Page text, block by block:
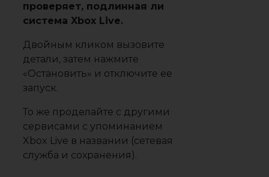
проверяет, подлинная ли
система Xbox Live.
Двойным кликом вызовите
детали, затем нажмите
«Остановить» и отключите ее
запуск.
То же проделайте с другими
сервисами с упоминанием
Xbox Live в названии (сетевая
служба и сохранения).